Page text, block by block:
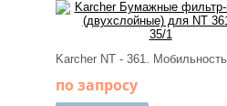
Karcher NT - 361.
по запросу